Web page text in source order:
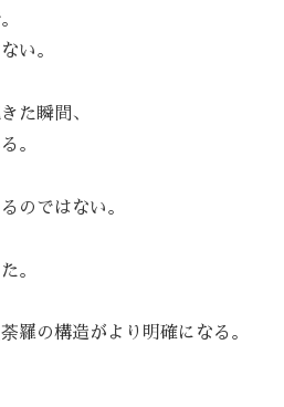
い。
た瞬間、
。
のではない。
。
羅の構造がより明確になる。